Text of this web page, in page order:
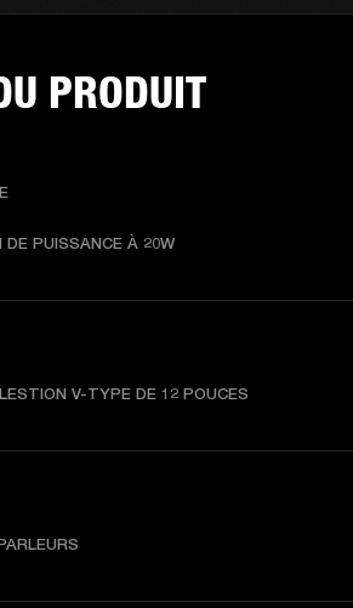
PRODUIT
DE PUISSANCE À 20W
V-TYPE DE 12 POUCES